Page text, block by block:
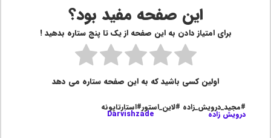
این صفحه مفید بود؟
برای امتیاز دادن به این صفحه از یک تا پنج ستاره بدهید !
اولین کسی باشید که به این صفحه ستاره می دهد
#مجید_درویش_زاده #لاین_استور#استارتاپونه
درویش زاده Darvishzade